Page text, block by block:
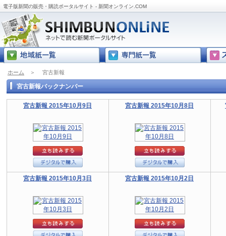
電子版新聞の販売・購読ポータルサイト - 新聞オンライン.COM
ホーム ＞ 宮古新報
宮古新報バックナンバー
宮古新報 2015年10月9日 宮古新報 2015年10月8日
宮古新報 2015年10月3日 宮古新報 2015年10月2日